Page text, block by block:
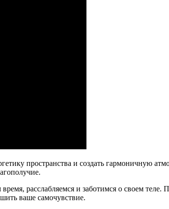
пространства и создать гармоничную
расслабляемся и заботимся о своем теле.
ваше самочувствие.